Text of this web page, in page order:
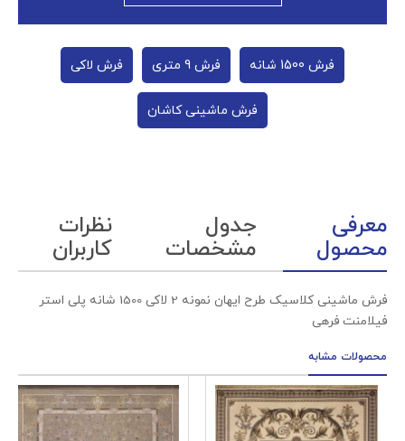
فرش 1500 شانه فرش 9 متری فرش لاکی
فرش ماشینی کاشان
معرفی
محصول
جدول
مشخصات
نظرات
کاربران
فرش ماشینی کلاسیک طرح ایهان نمونه 2 لاکی 1500 شانه پلی استر
فیلامنت فرهی
محصولات مشابه